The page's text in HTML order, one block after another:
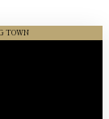
TOWN